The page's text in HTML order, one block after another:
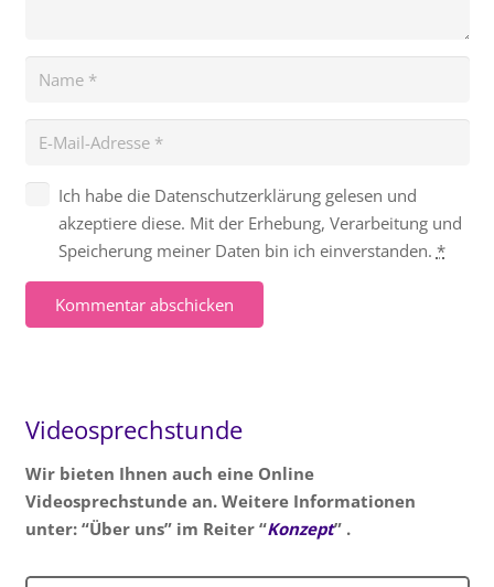
Ich habe die Datenschutzerklärung gelesen und
akzeptiere diese. Mit der Erhebung, Verarbeitung und
Speicherung meiner Daten bin ich einverstanden. *
Kommentar abschicken
Videosprechstunde
Wir bieten Ihnen auch eine Online
Videosprechstunde an. Weitere Informationen
unter: “Über uns” im Reiter “Konzept” .